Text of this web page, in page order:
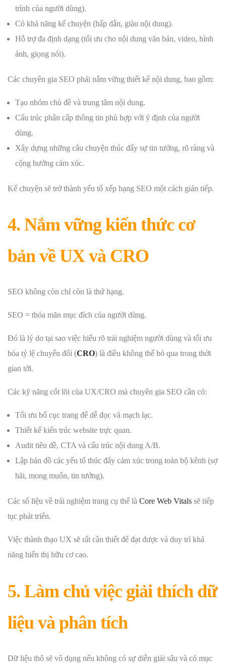
trình của người dùng).
Có khả năng kể chuyện (hấp dẫn, giàu nội dung).
Hỗ trợ đa định dạng (tối ưu cho nội dung văn bản, video, hình
ảnh, giọng nói).
Các chuyên gia SEO phải nắm vững thiết kế nội dung, bao gồm:
Tạo nhóm chủ đề và trung tâm nội dung.
Cấu trúc phân cấp thông tin phù hợp với ý định của người
dùng.
Xây dựng những câu chuyện thúc đẩy sự tin tưởng, rõ ràng và
cộng hưởng cảm xúc.
Kể chuyện sẽ trở thành yếu tố xếp hạng SEO một cách gián tiếp.
4. Nắm vững kiến thức cơ
bản về UX và CRO
SEO không còn chỉ còn là thứ hạng.
SEO = thỏa mãn mục đích của người dùng.
Đó là lý do tại sao việc hiểu rõ trải nghiệm người dùng và tối ưu
hóa tỷ lệ chuyển đổi (CRO) là điều không thể bỏ qua trong thời
gian tới.
Các kỹ năng cốt lõi của UX/CRO mà chuyên gia SEO cần có:
Tối ưu bố cục trang để dễ đọc và mạch lạc.
Thiết kế kiến ​​trúc website trực quan.
Audit tiêu đề, CTA và cấu trúc nội dung A/B.
Lập bản đồ các yếu tố thúc đẩy cảm xúc trong toàn bộ kênh (sợ
hãi, mong muốn, tin tưởng).
Các số liệu về trải nghiệm trang cụ thể là Core Web Vitals sẽ tiếp
tục phát triển.
Việc thành thạo UX sẽ rất cần thiết để đạt được và duy trì khả
năng hiển thị hữu cơ cao.
5. Làm chủ việc giải thích dữ
liệu và phân tích
Dữ liệu thô sẽ vô dụng nếu không có sự diễn giải sâu và có mục